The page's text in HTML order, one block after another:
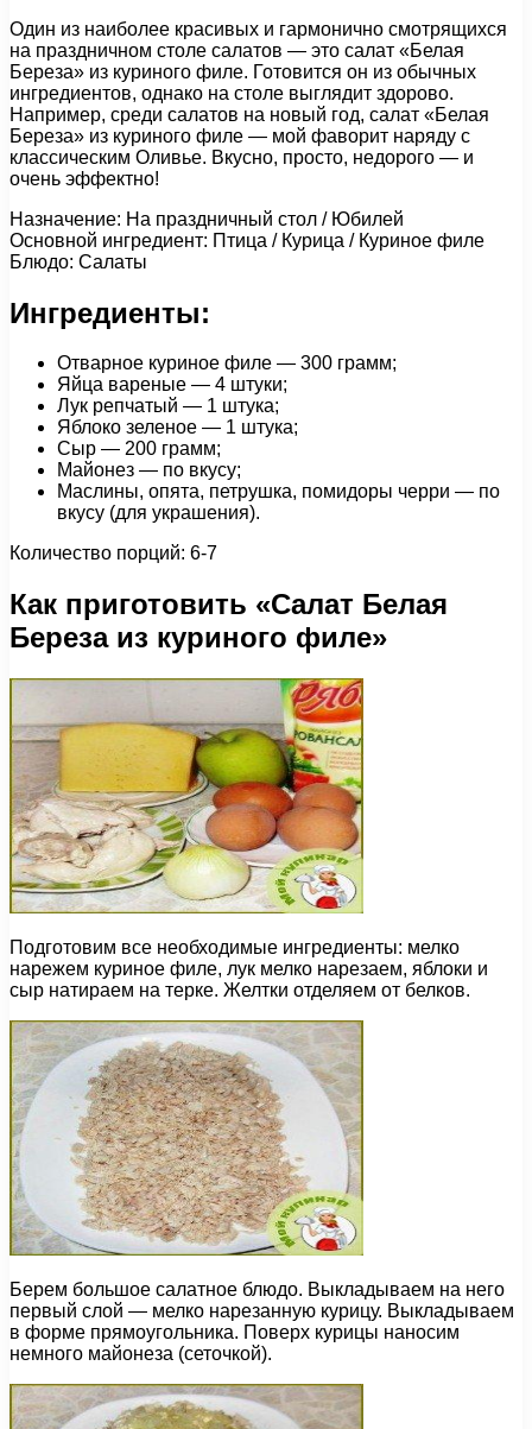
Один из наиболее красивых и гармонично смотрящихся
на праздничном столе салатов — это салат «Белая
Береза» из куриного филе. Готовится он из обычных
ингредиентов, однако на столе выглядит здорово.
Например, среди салатов на новый год, салат «Белая
Береза» из куриного филе — мой фаворит наряду с
классическим Оливье. Вкусно, просто, недорого — и
очень эффектно!
Назначение: На праздничный стол / Юбилей
Основной ингредиент: Птица / Курица / Куриное филе
Блюдо: Салаты
Ингредиенты:
Отварное куриное филе — 300 грамм;
Яйца вареные — 4 штуки;
Лук репчатый — 1 штука;
Яблоко зеленое — 1 штука;
Сыр — 200 грамм;
Майонез — по вкусу;
Маслины, опята, петрушка, помидоры черри — по
вкусу (для украшения).
Количество порций: 6-7
Как приготовить «Салат Белая
Береза из куриного филе»
Подготовим все необходимые ингредиенты: мелко
нарежем куриное филе, лук мелко нарезаем, яблоки и
сыр натираем на терке. Желтки отделяем от белков.
Берем большое салатное блюдо. Выкладываем на него
первый слой — мелко нарезанную курицу. Выкладываем
в форме прямоугольника. Поверх курицы наносим
немного майонеза (сеточкой).